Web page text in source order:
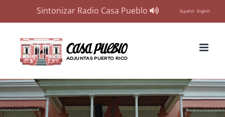
Sintonizar Radio Casa Pueblo Español English
content